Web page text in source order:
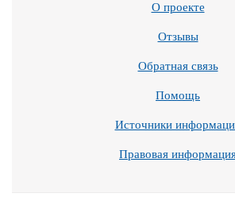
О проекте
Отзывы
Обратная связь
Помощь
Источники
Правовая